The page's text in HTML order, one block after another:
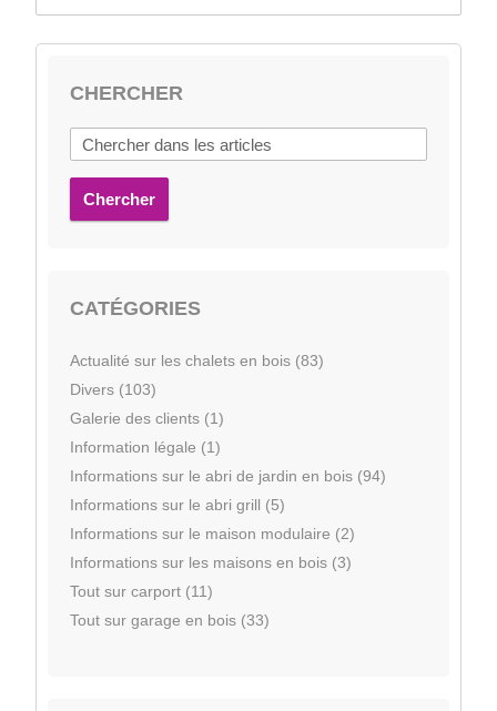
CHERCHER
Chercher
CATÉGORIES
Actualité sur les chalets en bois (83)
Divers (103)
Galerie des clients (1)
Information légale (1)
Informations sur le abri de jardin en bois (94)
Informations sur le abri grill (5)
Informations sur le maison modulaire (2)
Informations sur les maisons en bois (3)
Tout sur carport (11)
Tout sur garage en bois (33)